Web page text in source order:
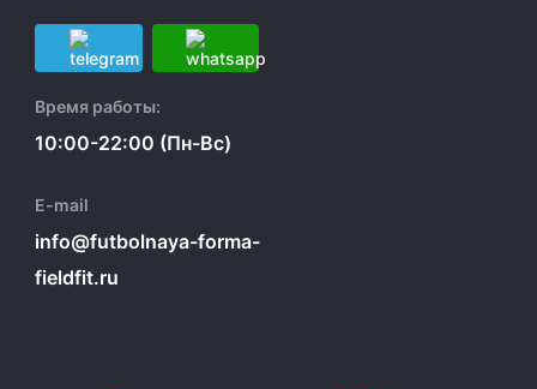
Время работы:
10:00-22:00 (Пн-Вс)
E-mail
info@futbolnaya-forma-
fieldfit.ru